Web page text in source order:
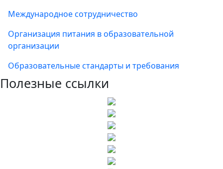
Международное сотрудничество
Организация питания в образовательной
организации
Образовательные стандарты и требования
Полезные ссылки